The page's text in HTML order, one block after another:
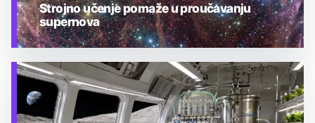
TEHNOLOGIJA
Strojno učenje pomaže u proučavanju
supernova